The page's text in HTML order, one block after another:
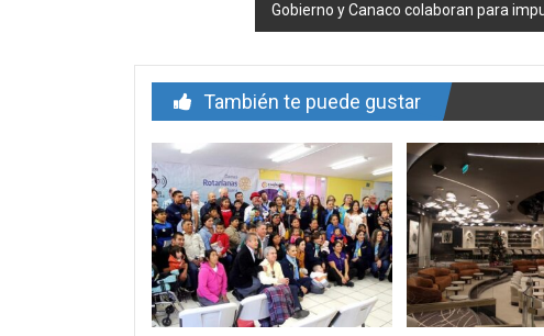
Gobierno y Canaco colaboran para
También te puede gustar